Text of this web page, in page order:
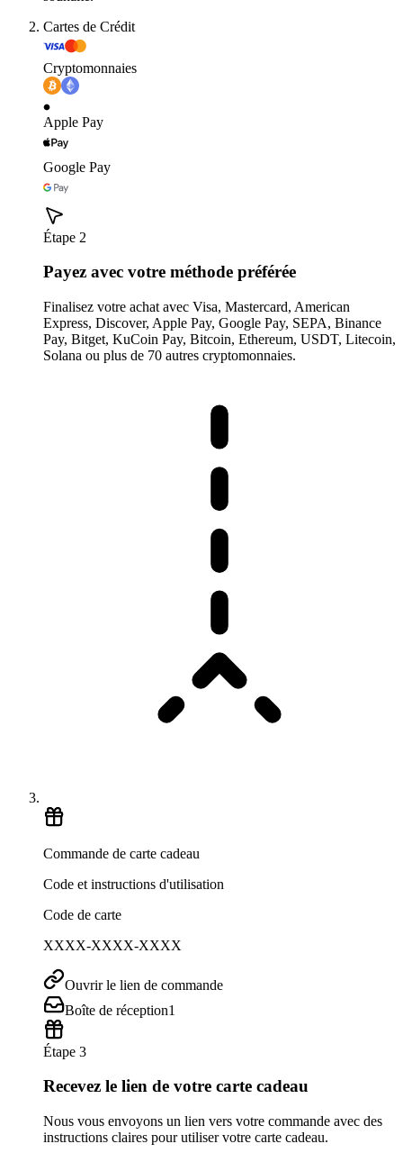
Cartes de Crédit
Cryptomonnaies
Apple Pay
Google Pay
Étape 2
Payez avec votre méthode préférée
Finalisez votre achat avec Visa, Mastercard, American
Express, Discover, Apple Pay, Google Pay, SEPA, Binance
Pay, Bitget, KuCoin Pay, Bitcoin, Ethereum, USDT, Litecoin,
Solana ou plus de 70 autres cryptomonnaies.
Commande de carte cadeau
Code et instructions d'utilisation
Code de carte
XXXX-XXXX-XXXX
Ouvrir le lien de commande
Boîte de réception1
Étape 3
Recevez le lien de votre carte cadeau
Nous vous envoyons un lien vers votre commande avec des
instructions claires pour utiliser votre carte cadeau.